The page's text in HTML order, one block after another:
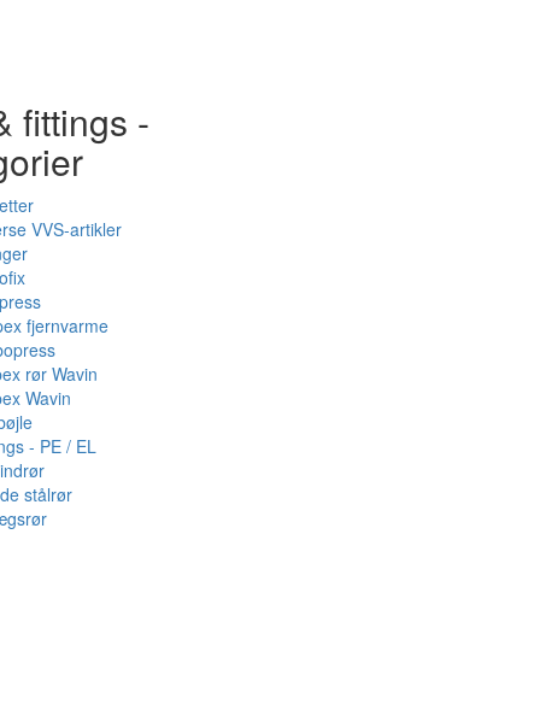
fittings -
VVS-artikler
fjernvarme
rør Wavin
Wavin
- PE / EL
stålrør